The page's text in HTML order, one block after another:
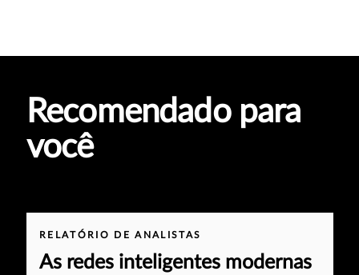
Recomendado para
você
RELATÓRIO DE ANALISTAS
As redes inteligentes modernas